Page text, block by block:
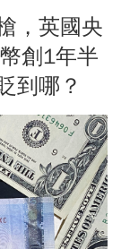
，英國央
創1年半
到哪？